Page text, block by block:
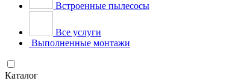
Встроенные пылесосы
Все услуги
Выполненные монтажи
Каталог